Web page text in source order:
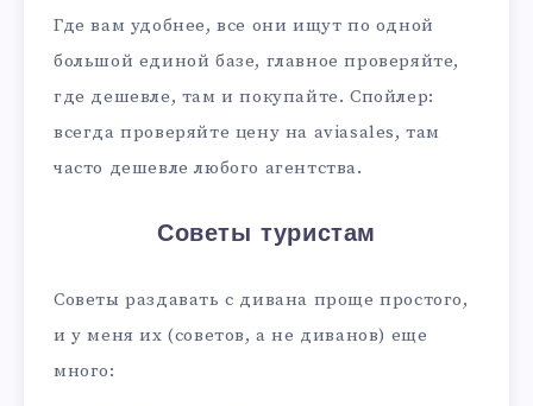
Где вам удобнее, все они ищут по одной
большой единой базе, главное проверяйте,
где дешевле, там и покупайте. Спойлер:
всегда проверяйте цену на aviasales, там
часто дешевле любого агентства.
Советы туристам
Советы раздавать с дивана проще простого,
и у меня их (советов, а не диванов) еще
много: